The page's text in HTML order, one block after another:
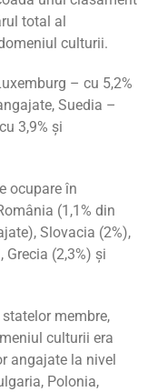
total al
culturii.
– cu 5,2%
Suedia –
3,9% și
ocupare în
(1,1% din
Slovacia (2%),
Grecia (2,3%) și
membre,
culturii era
angajate la nivel
Polonia,